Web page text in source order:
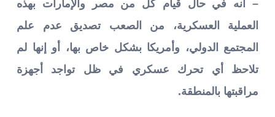
– أنه في حال قيام كل من مصر والإمارات بهذه
العملية العسكرية، من الصعب تصديق عدم علم
المجتمع الدولي، وأمريكا بشكل خاص بها، أو إنها لم
تلاحظ أي تحرك عسكري في ظل تواجد أجهزة
مراقبتها بالمنطقة.